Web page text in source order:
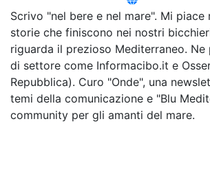
Scrivo "nel bere e nel mare". Mi piace
storie che finiscono nei nostri
riguarda il prezioso Mediterraneo.
di settore come Informacibo.it e
Repubblica). Curo "Onde", una
temi della comunicazione e "Blu
community per gli amanti del mare.